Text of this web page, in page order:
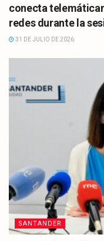
conecta
redes durante la
31 DE JULIO DE 2026
SANTANDER